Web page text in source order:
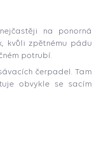
na ponorná
kvůli zpětnému pádu
potrubí.
čerpadel. Tam
obvykle se sacím